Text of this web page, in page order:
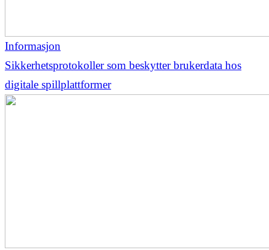
Informasjon
Sikkerhetsprotokoller som beskytter brukerdata hos
digitale spillplattformer